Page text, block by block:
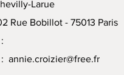
Larue
Rue Bobillot - 75013 Paris
annie.croizier@free.fr